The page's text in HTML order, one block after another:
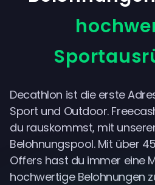
Decathlon ist die erste
Sport und Outdoor.
du rauskommst, mit
Belohnungspool. Mit über
Offers hast du immer eine
hochwertige Belohnungen